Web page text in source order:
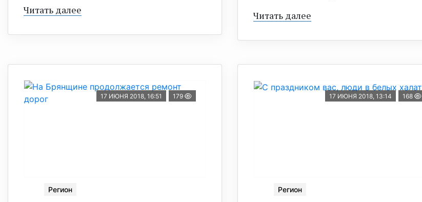
Читать далее Читать далее
17 ИЮНЯ 2018, 16:51 179
Регион
17 ИЮНЯ 2018, 13:14 168
Регион